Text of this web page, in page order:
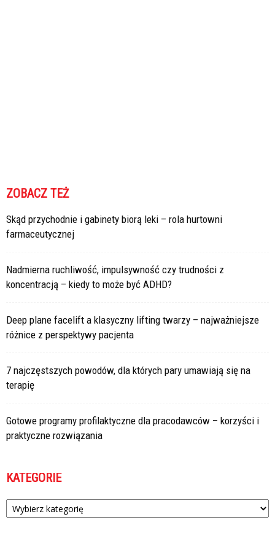
ZOBACZ TEŻ
Skąd przychodnie i gabinety biorą leki – rola hurtowni
farmaceutycznej
Nadmierna ruchliwość, impulsywność czy trudności z
koncentracją – kiedy to może być ADHD?
Deep plane facelift a klasyczny lifting twarzy – najważniejsze
różnice z perspektywy pacjenta
7 najczęstszych powodów, dla których pary umawiają się na
terapię
Gotowe programy profilaktyczne dla pracodawców – korzyści i
praktyczne rozwiązania
KATEGORIE
Kategorie